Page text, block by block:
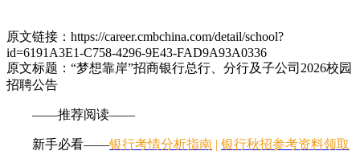
原文链接：https://career.cmbchina.com/detail/school?
id=6191A3E1-C758-4296-9E43-FAD9A93A0336
原文标题：“梦想靠岸”招商银行总行、分行及子公司2026校园
招聘公告
——推荐阅读——
新手必看——银行考情分析指南 | 银行秋招参考资料领取